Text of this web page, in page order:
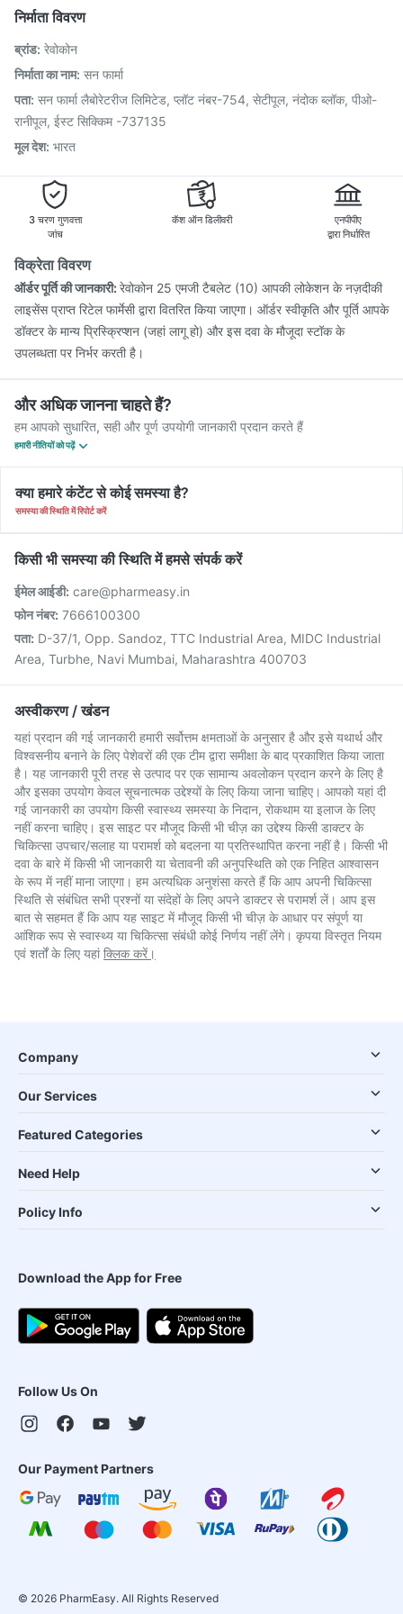
Vaxigrip NH 2025/2026 Vaccine
Menactra Injection
Influvac Tetra Vaccine
Nukovax 13 Vaccine Pneumovax 23 Injection
Gardasil Injection Rotasil Vaccine
Pneumosil Vaccine
निर्माता विवरण
ब्रांड: रेवोकोन
निर्माता का नाम: सन फार्मा
पता: सन फार्मा लैबोरेटरीज लिमिटेड, प्लॉट नंबर-754, सेटीपूल, नंदोक ब्लॉक, पीओ-
रानीपूल, ईस्ट सिक्किम -737135
मूल देश: भारत
3 चरण गुणवत्ता
जांच
कॅश ऑन डिलीवरी
एनपीपीए
द्वारा निर्धारित
विक्रेता विवरण
ऑर्डर पूर्ति की जानकारी:रेवोकोन 25 एमजी टैबलेट (10) आपकी लोकेशन के नज़दीकी
लाइसेंस प्राप्त रिटेल फार्मेसी द्वारा वितरित किया जाएगा। ऑर्डर स्वीकृति और पूर्ति आपके
डॉक्टर के मान्य प्रिस्क्रिप्शन (जहां लागू हो) और इस दवा के मौजूदा स्टॉक के
उपलब्धता पर निर्भर करती है।
और अधिक जानना चाहते हैं?
हम आपको सुधारित, सही और पूर्ण उपयोगी जानकारी प्रदान करते हैं
हमारी नीतियों को पढ़ें
क्या हमारे कंटेंट से कोई समस्या है?
समस्या की स्थिति में रिपोर्ट करें
किसी भी समस्या की स्थिति में हमसे संपर्क करें
ईमेल आईडी: care@pharmeasy.in
फोन नंबर: 7666100300
पता: D-37/1, Opp. Sandoz, TTC Industrial Area, MIDC Industrial
Area, Turbhe, Navi Mumbai, Maharashtra 400703
अस्वीकरण / खंडन
यहां प्रदान की गई जानकारी हमारी सर्वोत्तम क्षमताओं के अनुसार है और इसे यथार्थ और
विश्वसनीय बनाने के लिए पेशेवरों की एक टीम द्वारा समीक्षा के बाद प्रकाशित किया जाता
है। यह जानकारी पूरी तरह से उत्पाद पर एक सामान्य अवलोकन प्रदान करने के लिए है
और इसका उपयोग केवल सूचनात्मक उद्देश्यों के लिए किया जाना चाहिए। आपको यहां दी
गई जानकारी का उपयोग किसी स्वास्थ्य समस्या के निदान, रोकथाम या इलाज के लिए
नहीं करना चाहिए। इस साइट पर मौजूद किसी भी चीज़ का उद्देश्य किसी डाक्टर के
चिकित्सा उपचार/सलाह या परामर्श को बदलना या प्रतिस्थापित करना नहीं है। किसी भी
दवा के बारे में किसी भी जानकारी या चेतावनी की अनुपस्थिति को एक निहित आश्वासन
के रूप में नहीं माना जाएगा। हम अत्यधिक अनुशंसा करते हैं कि आप अपनी चिकित्सा
स्थिति से संबंधित सभी प्रश्नों या संदेहों के लिए अपने डाक्टर से परामर्श लें। आप इस
बात से सहमत हैं कि आप यह साइट में मौजूद किसी भी चीज़ के आधार पर संपूर्ण या
आंशिक रूप से स्वास्थ्य या चिकित्सा संबंधी कोई निर्णय नहीं लेंगे। कृपया विस्तृत नियम
एवं शर्तों के लिए यहांक्लिक करें।
Company
Our Services
Featured Categories
Need Help
Policy Info
Download the App for Free
Follow Us On
Our Payment Partners
© 2026 PharmEasy. All Rights Reserved